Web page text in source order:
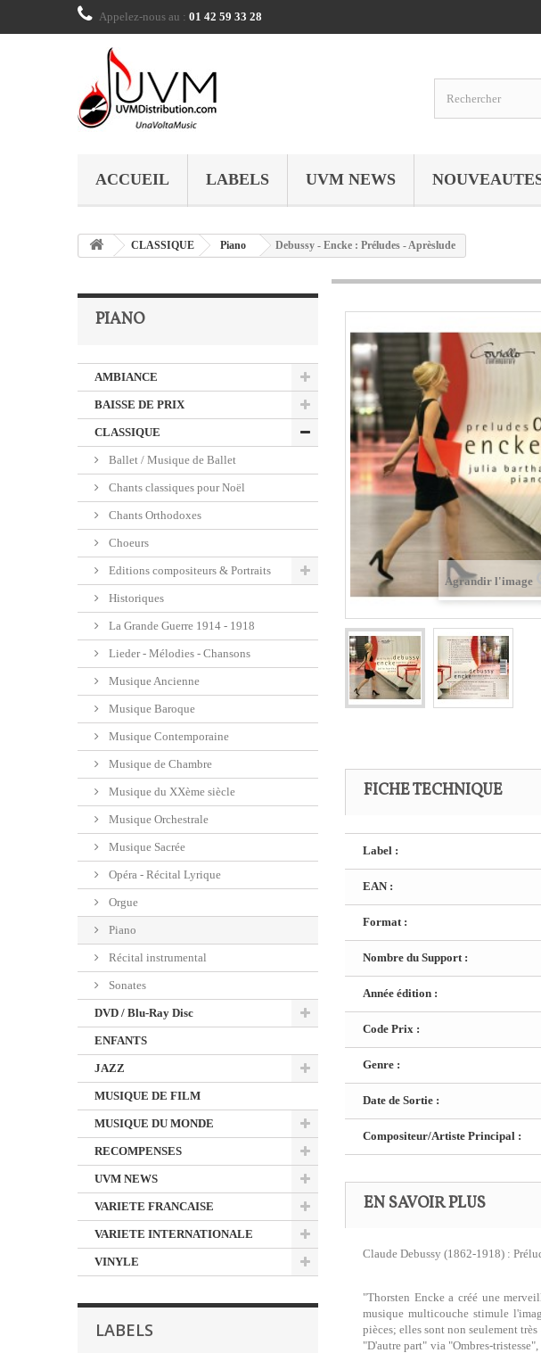
Appelez-nous au : 01 42 59 33 28
ACCUEIL LABELS UVM NEWS
CLASSIQUE Piano Debussy - Encke : Préludes - Aprèslude
PIANO
AMBIANCE
BAISSE DE PRIX
CLASSIQUE
Ballet / Musique de Ballet
Chants classiques pour Noël
Chants Orthodoxes
Choeurs
Editions compositeurs & Portraits
Historiques
La Grande Guerre 1914 - 1918
Lieder - Mélodies - Chansons
Musique Ancienne
Musique Baroque
Musique Contemporaine
Musique de Chambre
Musique du XXème siècle
Musique Orchestrale
Musique Sacrée
Opéra - Récital Lyrique
Orgue
Piano
Récital instrumental
Sonates
DVD / Blu-Ray Disc
ENFANTS
JAZZ
MUSIQUE DE FILM
MUSIQUE DU MONDE
RECOMPENSES
UVM NEWS
VARIETE FRANCAISE
VARIETE INTERNATIONALE
VINYLE
LABELS
Agrandir l'image
FICHE TECHNIQUE
Label :
EAN :
Format :
Nombre du Support :
Année édition :
Code Prix :
Genre :
Date de Sortie :
Compositeur/Artiste Principal :
EN SAVOIR PLUS
Claude Debussy (1862-1918) :
"Thorsten Encke a créé une
musique multicouche stimule
pièces; elles sont non seulement
"D'autre part" via "Ombres-